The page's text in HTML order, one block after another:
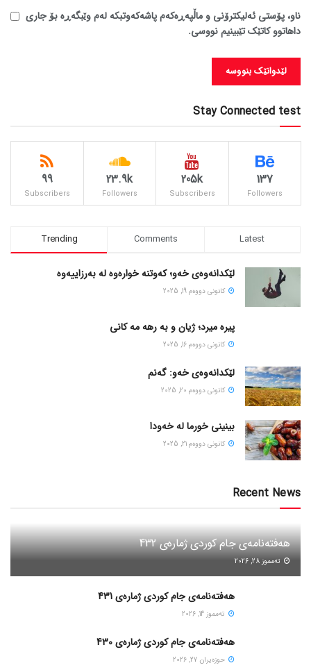
ناو، پۆستی ئەلیکترۆنی و ماڵپەڕەکەم پاشەکەوتبکە لەم وێبگەڕە بۆ جاری
داهاتوو کاتێک تێبینیم نووسی.
Stay Connected test
137
Followers
205k
Subscribers
23.9k
Followers
99
Subscribers
Trending Comments Latest
لێکدانەوەی خەو؛ کەوتنە خوارەوە لە بەرزاییەوە
كانونی دووه‌م 19, 2025
پیره میرد؛ ژیان و به رهه مه کانی
كانونی دووه‌م 16, 2025
لێکدانەوەی خەو: گەنم
كانونی دووه‌م 20, 2025
بینینی خورما لە خەودا
كانونی دووه‌م 21, 2025
Recent News
هەفتەنامەی جام کوردی ژمارەی 432
ته‌مموز 28, 2026
هەفتەنامەی جام کوردی ژمارەی 431
ته‌مموز 14, 2026
هەفتەنامەی جام کوردی ژمارەی 430
حوزه‌یران 27, 2026